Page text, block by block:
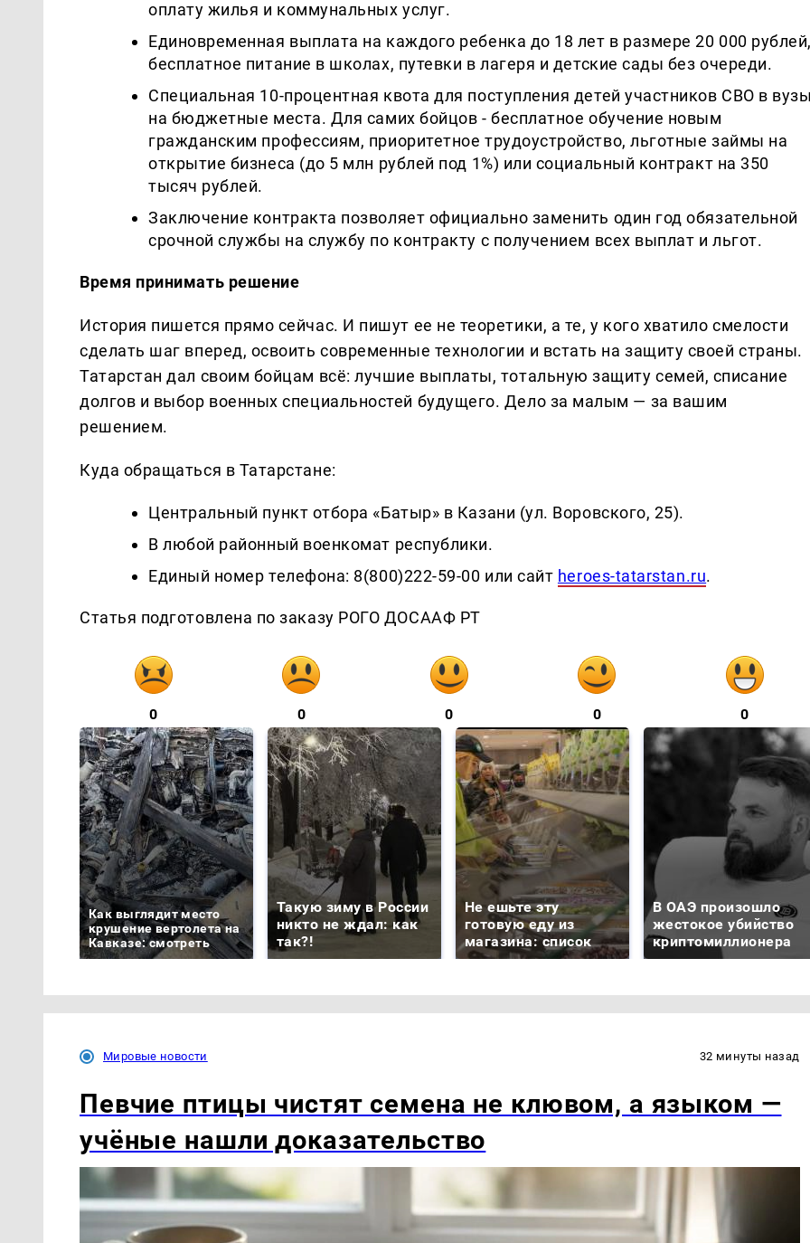
оплату жилья и коммунальных услуг.
Единовременная выплата на каждого ребенка до 18 лет в размере 20 000
бесплатное питание в школах, путевки в лагеря и детские сады без очереди.
Специальная 10-процентная квота для поступления детей участников СВО в
на бюджетные места. Для самих бойцов - бесплатное обучение новым
гражданским профессиям, приоритетное трудоустройство, льготные займы на
открытие бизнеса (до 5 млн рублей под 1%) или социальный контракт на 350
тысяч рублей.
Заключение контракта позволяет официально заменить один год обязательной
срочной службы на службу по контракту с получением всех выплат и льгот.
Время принимать решение
История пишется прямо сейчас. И пишут ее не теоретики, а те, у кого хватило смелости
сделать шаг вперед, освоить современные технологии и встать на защиту своей страны.
Татарстан дал своим бойцам всё: лучшие выплаты, тотальную защиту семей, списание
долгов и выбор военных специальностей будущего. Дело за малым — за вашим
решением.
Куда обращаться в Татарстане:
Центральный пункт отбора «Батыр» в Казани (ул. Воровского, 25).
В любой районный военкомат республики.
Единый номер телефона: 8(800)222-59-00 или сайт heroes-tatarstan.ru.
Статья подготовлена по заказу РОГО ДОСААФ РТ
0 0 0 0 0
Как выглядит место
крушение вертолета на
Кавказе: смотреть
Такую зиму в России
никто не ждал: как
так?!
Не ешьте эту
готовую еду из
магазина: список
В ОАЭ произошло
жестокое убийство
криптомиллионера
Мировые новости 32 минуты назад
Певчие птицы чистят семена не клювом, а языком —
учёные нашли доказательство